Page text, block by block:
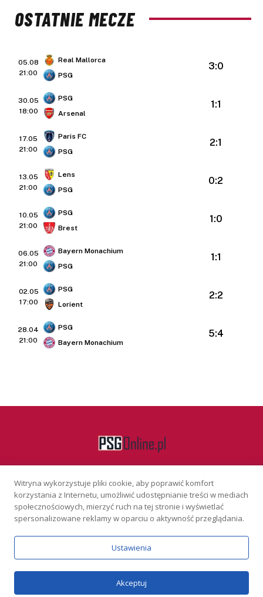
OSTATNIE MECZE
05.08
21:00
Real Mallorca
PSG
3:0
30.05
18:00
PSG
Arsenal
1:1
17.05
21:00
Paris FC
PSG
2:1
13.05
21:00
Lens
PSG
0:2
10.05
21:00
PSG
Brest
1:0
06.05
21:00
Bayern Monachium
PSG
1:1
02.05
17:00
PSG
Lorient
2:2
28.04
21:00
PSG
Bayern Monachium
5:4
Facebook
KONTAKT REKLAMA POLITYKA PRYWATNOŚCI
Serwis wyłącznie dla osób powyżej 18 lat. Hazard może uzależniać.
Graj odpowiedzialnie.Szczegóły
Copyright © 2026 PSGonline.pl
Witryna wykorzystuje pliki cookie, aby poprawić komfort
korzystania z Internetu, umożliwić udostępnianie treści w mediach
społecznościowych, mierzyć ruch na tej stronie i wyświetlać
spersonalizowane reklamy w oparciu o aktywność przeglądania.
Ustawienia
Akceptuj